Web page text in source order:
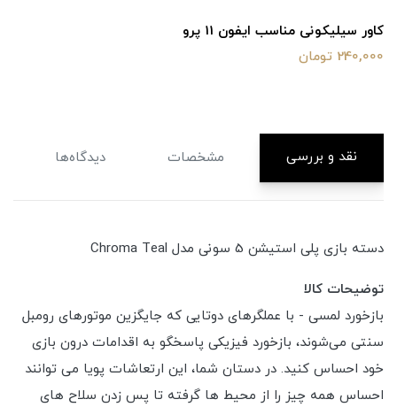
کاور سیلیکونی مناسب ایفون 11 پرو
240,000 تومان
نقد و بررسی مشخصات دیدگاه‌ها
دسته بازی پلی استیشن 5 سونی مدل Chroma Teal
توضیحات کالا
بازخورد لمسی - با عملگرهای دوتایی که جایگزین موتورهای رومبل
سنتی می‌شوند، بازخورد فیزیکی پاسخگو به اقدامات درون بازی
خود احساس کنید. در دستان شما، این ارتعاشات پویا می توانند
احساس همه چیز را از محیط ها گرفته تا پس زدن سلاح های